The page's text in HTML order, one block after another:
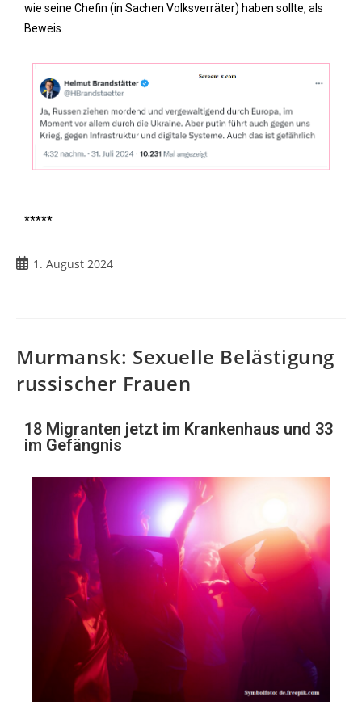
wie seine Chefin (in Sachen Volksverräter) haben sollte, als
Beweis.
*****
1. August 2024
Murmansk: Sexuelle Belästigung
russischer Frauen
18 Migranten jetzt im Krankenhaus und 33
im Gefängnis